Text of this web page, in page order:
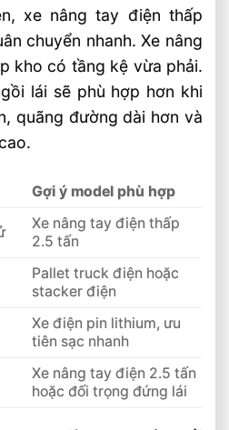
xe nâng tay điện thấp
chuyển nhanh. Xe nâng
kho có tầng kệ vừa phải.
lái sẽ phù hợp hơn khi
quãng đường dài hơn và
Gợi ý model phù hợp
Xe nâng tay điện thấp
2.5 tấn
Pallet truck điện hoặc
stacker điện
Xe điện pin lithium, ưu
tiên sạc nhanh
Xe nâng tay điện 2.5 tấn
hoặc đối trọng đứng lái